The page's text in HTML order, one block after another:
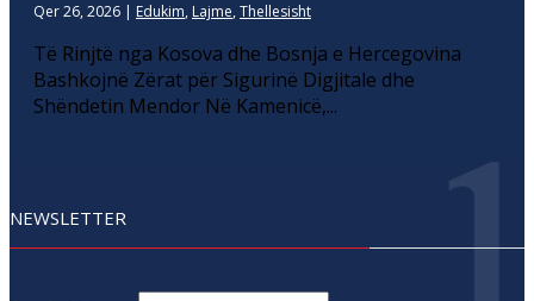
Qer 26, 2026 | Edukim, Lajme, Thellesisht
Të Rinjtë nga Kosova dhe Bosnja e Hercegovina
Bashkojnë Zërat për Sigurinë Digjitale dhe
Shëndetin Mendor Në Kamenicë,...
NEWSLETTER